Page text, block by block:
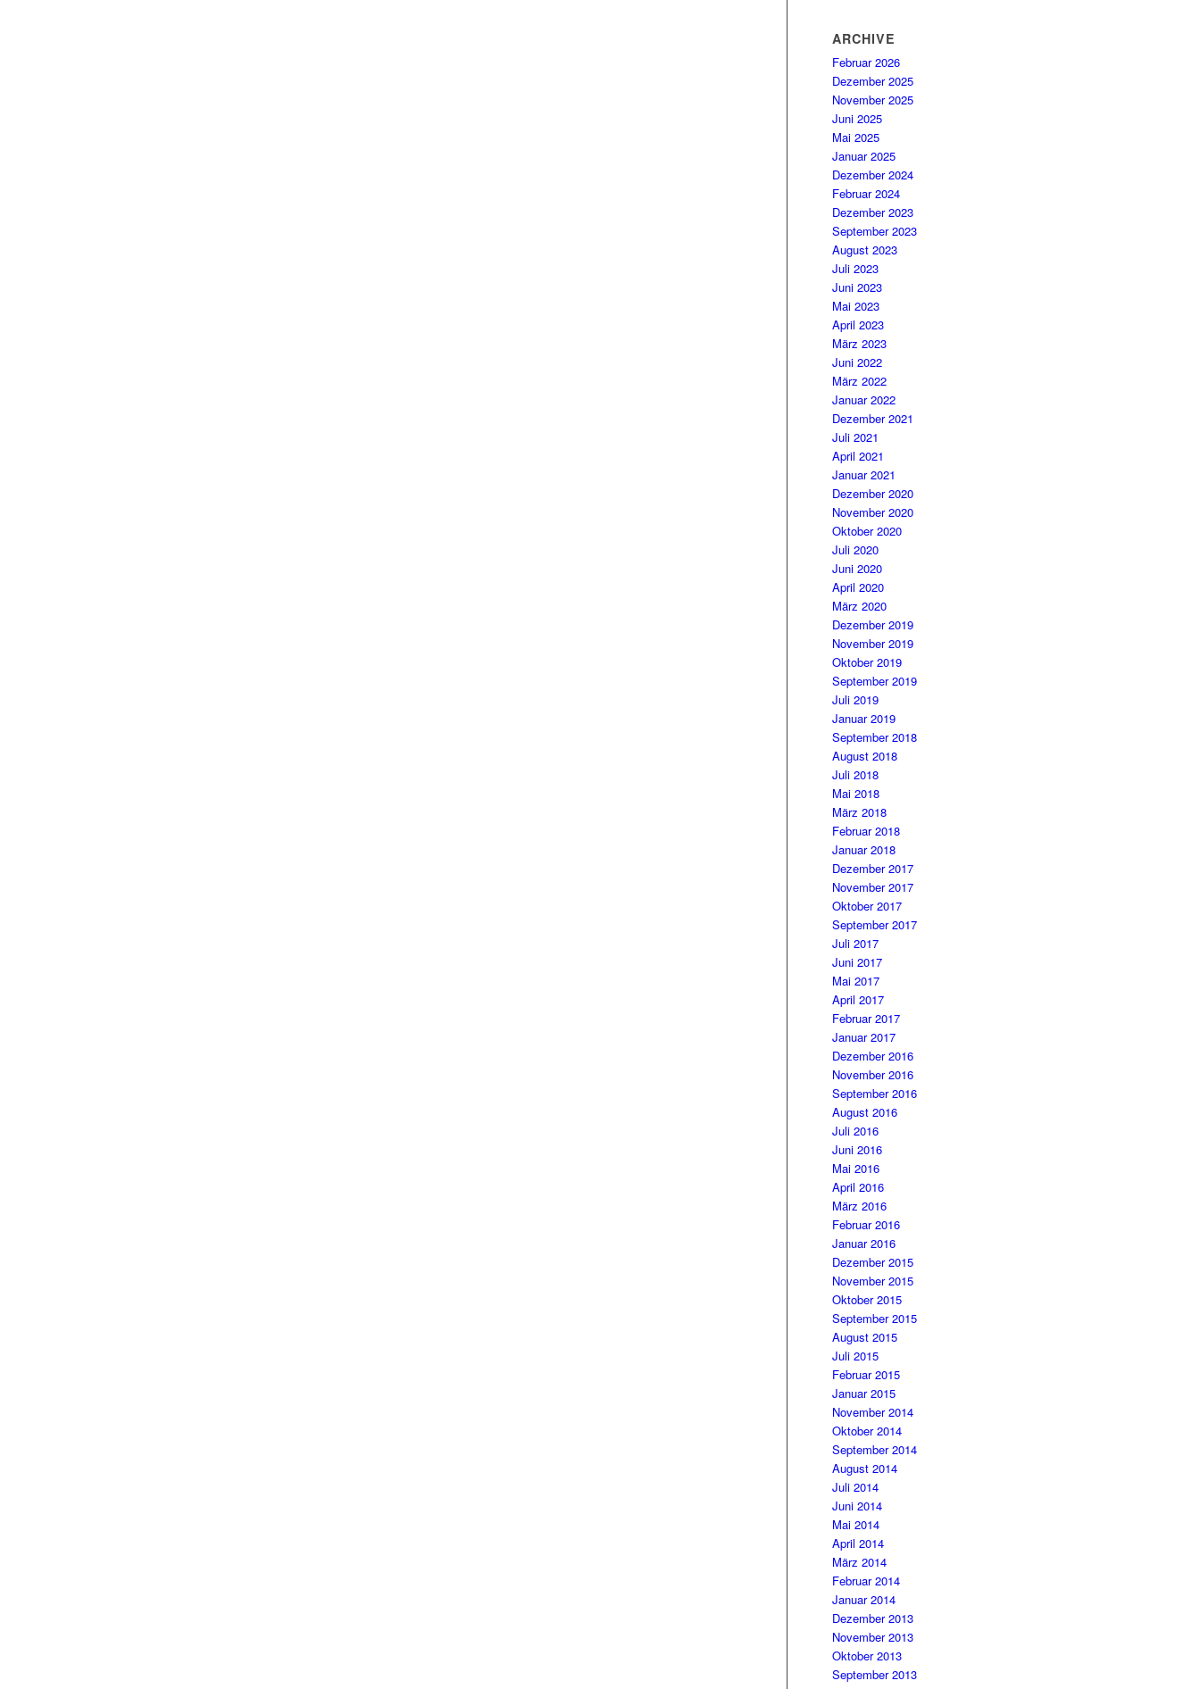
ARCHIVE
Februar 2026
Dezember 2025
November 2025
Juni 2025
Mai 2025
Januar 2025
Dezember 2024
Februar 2024
Dezember 2023
September 2023
August 2023
Juli 2023
Juni 2023
Mai 2023
April 2023
März 2023
Juni 2022
März 2022
Januar 2022
Dezember 2021
Juli 2021
April 2021
Januar 2021
Dezember 2020
November 2020
Oktober 2020
Juli 2020
Juni 2020
April 2020
März 2020
Dezember 2019
November 2019
Oktober 2019
September 2019
Juli 2019
Januar 2019
September 2018
August 2018
Juli 2018
Mai 2018
März 2018
Februar 2018
Januar 2018
Dezember 2017
November 2017
Oktober 2017
September 2017
Juli 2017
Juni 2017
Mai 2017
April 2017
Februar 2017
Januar 2017
Dezember 2016
November 2016
September 2016
August 2016
Juli 2016
Juni 2016
Mai 2016
April 2016
März 2016
Februar 2016
Januar 2016
Dezember 2015
November 2015
Oktober 2015
September 2015
August 2015
Juli 2015
Februar 2015
Januar 2015
November 2014
Oktober 2014
September 2014
August 2014
Juli 2014
Juni 2014
Mai 2014
April 2014
März 2014
Februar 2014
Januar 2014
Dezember 2013
November 2013
Oktober 2013
September 2013